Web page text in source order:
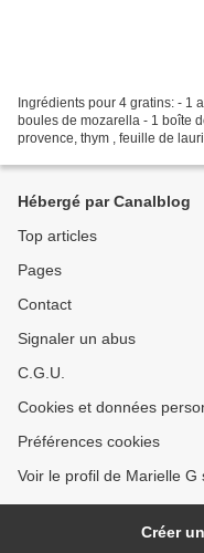
Ingrédients pour 4 gratins: - 1
boules de mozarella - 1 boîte
provence, thym , feuille de
Hébergé par Canalblog
Top articles
Pages
Contact
Signaler un abus
C.G.U.
Cookies et données
Préférences cookies
Voir le profil de Marielle
Créer